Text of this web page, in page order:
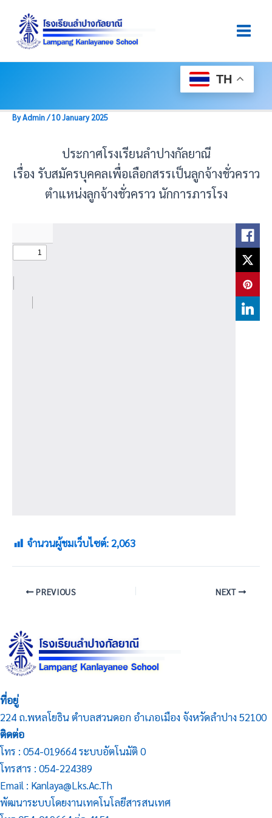
Content
TH
ByAdmin/10 January 2025
ประกาศโรงเรียนลำปางกัลยาณี
เรื่อง รับสมัครบุคคลเพื่อเลือกสรรเป็นลูกจ้างชั่วคราว
ตำแหน่งลูกจ้างชั่วคราว นักการภารโรง
จำนวนผู้ชมเว็บไซต์:2,063
Navigation
PREVIOUS NEXT
ที่อยู่
224 ถ.พหลโยธิน ตำบลสวนดอก อำเภอเมือง จังหวัดลำปาง 52100
ติดต่อ
โทร : 054-019664 ระบบอัตโนมัติ 0
โทรสาร : 054-224389
Email : Kanlaya@lks.ac.th
พัฒนาระบบโดยงานเทคโนโลยีสารสนเทศ